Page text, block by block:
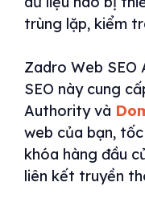
trùng lặp, kiểm
Zadro Web SEO
SEO này cung
Authority và
web của bạn,
khóa hàng đầu
liên kết truyền